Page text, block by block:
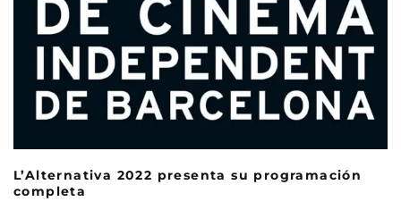
L’Alternativa 2022 presenta su programación
completa